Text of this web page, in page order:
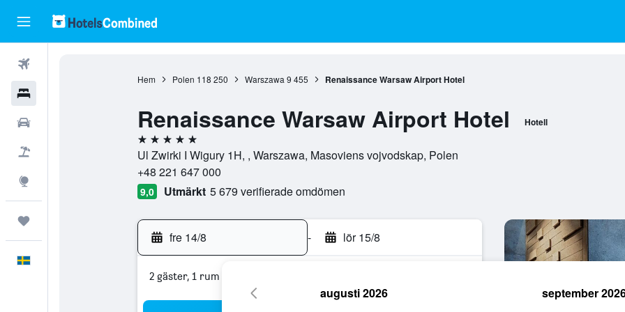
Hem Polen 118 250 Warszawa 9 455 Renaissance Warsaw Airport Hotel
Renaissance Warsaw Airport Hotel Hotell
5 stjärnor
Ul Zwirki I Wigury 1H, , Warszawa, Masoviens vojvodskap, Polen
+48 221 647 000
9,0 Utmärkt 5 679 verifierade omdömen
fre 14/8 - lör 15/8
2 gäster, 1 rum
augusti 2026 september